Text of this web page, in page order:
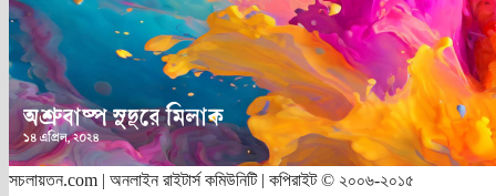
সচলায়তন.com | অনলাইন রাইটার্স কমিউনিটি | কপিরাইট © ২০০৬-২০১৫